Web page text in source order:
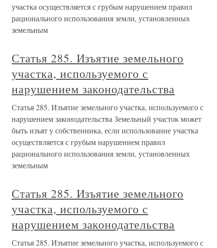
участка осуществляется с грубым нарушением правил
рационального использования земли, установленных
земельным
Статья 285. Изъятие земельного
участка, используемого с
нарушением законодательства
Статья 285. Изъятие земельного участка, используемого с
нарушением законодательства Земельный участок может
быть изъят у собственника, если использование участка
осуществляется с грубым нарушением правил
рационального использования земли, установленных
земельным
Статья 285. Изъятие земельного
участка, используемого с
нарушением законодательства
Статья 285. Изъятие земельного участка, используемого с